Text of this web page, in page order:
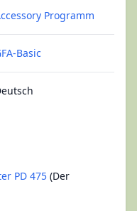
Programm
Basic
PD 475 (Der